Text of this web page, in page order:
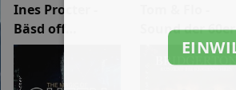
Ines Procter -
Bäsd off
"Närrische
Putzfraa"
Sound der 60er